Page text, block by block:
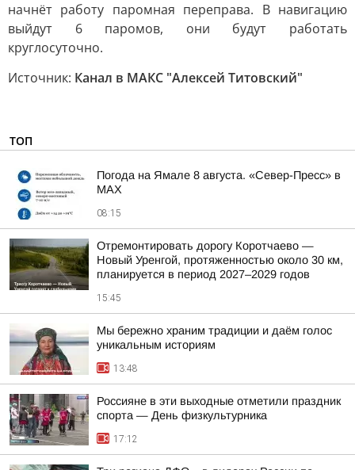
начнёт работу паромная переправа. В навигацию
выйдут 6 паромов, они будут работать
круглосуточно.
Источник: Канал в МАКС "Алексей Титовский"
ТОП
Погода на Ямале 8 августа. «Север-Пресс» в
MAX
08:15
Отремонтировать дорогу Коротчаево —
Новый Уренгой, протяженностью около 30 км,
планируется в период 2027–2029 годов
15:45
Мы бережно храним традиции и даём голос
уникальным историям
13:48
Россияне в эти выходные отметили праздник
спорта — День физкультурника
17:12